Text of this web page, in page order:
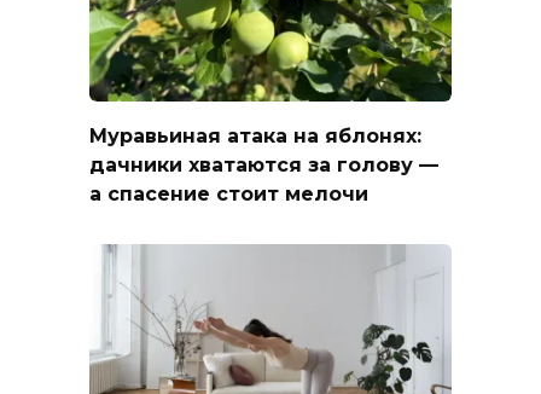
Муравьиная атака на яблонях:
дачники хватаются за голову —
а спасение стоит мелочи